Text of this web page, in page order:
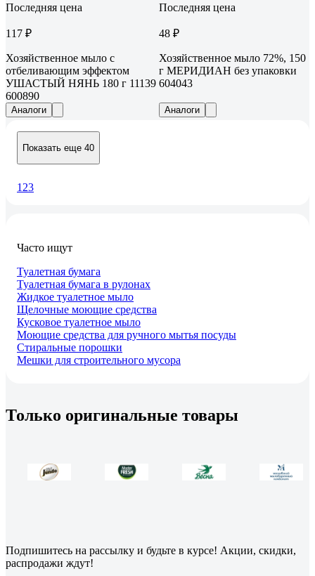
Последняя цена
117 ₽
Хозяйственное мыло с
отбеливающим эффектом
УШАСТЫЙ НЯНЬ 180 г 11139
600890
Аналоги
Последняя цена
48 ₽
Хозяйственное мыло 72%, 150
г МЕРИДИАН без упаковки
604043
Аналоги
Показать еще 40
1 23
Часто ищут
Туалетная бумага
Туалетная бумага в рулонах
Жидкое туалетное мыло
Щелочные моющие средства
Кусковое туалетное мыло
Моющие средства для ручного мытья посуды
Стиральные порошки
Мешки для строительного мусора
Только оригинальные товары
Подпишитесь на рассылку и будьте в курсе! Акции, скидки,
распродажи ждут!